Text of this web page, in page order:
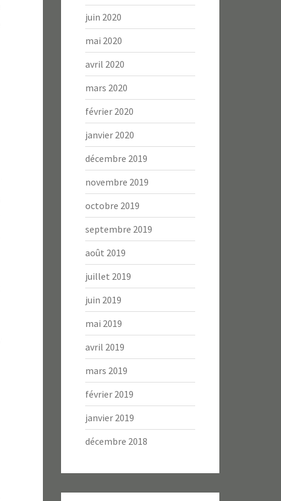
juin 2020
mai 2020
avril 2020
mars 2020
février 2020
janvier 2020
décembre 2019
novembre 2019
octobre 2019
septembre 2019
août 2019
juillet 2019
juin 2019
mai 2019
avril 2019
mars 2019
février 2019
janvier 2019
décembre 2018